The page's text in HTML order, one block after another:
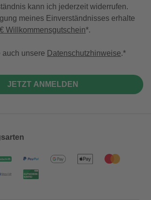
kann ich jederzeit widerrufen.
meines Einverständnisses erhalte
Willkommensgutschein*.
auch unsere Datenschutzhinweise.
JETZT ANMELDEN